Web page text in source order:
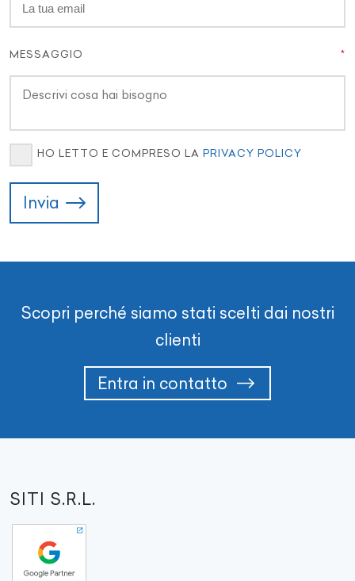
MESSAGGIO
HO LETTO E COMPRESO LA PRIVACY POLICY
Invia
Scopri perché siamo stati scelti dai nostri
clienti
Entra in contatto
SITI S.R.L.